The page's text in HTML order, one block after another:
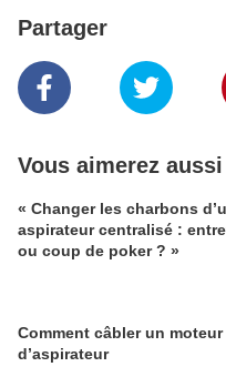
Partager
Vous aimerez aussi
« Changer les charbons
aspirateur centralisé :
ou coup de poker ? »
Comment câbler un moteur
d’aspirateur